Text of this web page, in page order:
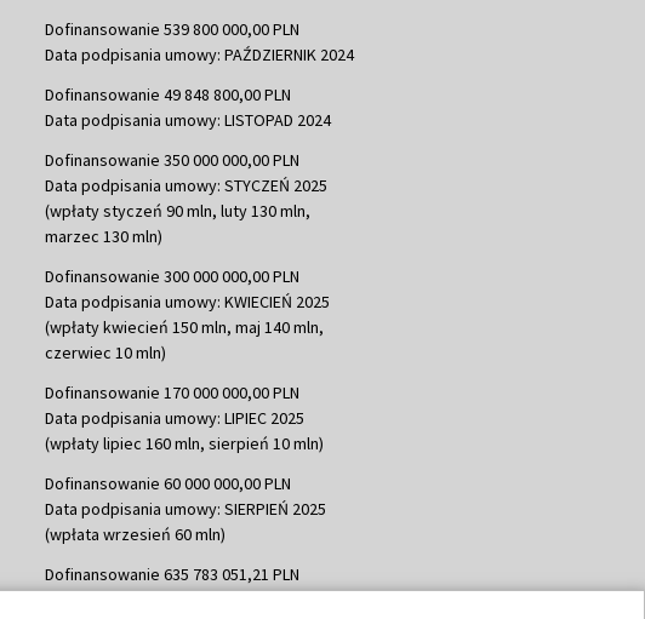
Dofinansowanie 539 800 000,00 PLN
Data podpisania umowy: PAŹDZIERNIK 2024
Dofinansowanie 49 848 800,00 PLN
Data podpisania umowy: LISTOPAD 2024
Dofinansowanie 350 000 000,00 PLN
Data podpisania umowy: STYCZEŃ 2025
(wpłaty styczeń 90 mln, luty 130 mln,
marzec 130 mln)
Dofinansowanie 300 000 000,00 PLN
Data podpisania umowy: KWIECIEŃ 2025
(wpłaty kwiecień 150 mln, maj 140 mln,
czerwiec 10 mln)
Dofinansowanie 170 000 000,00 PLN
Data podpisania umowy: LIPIEC 2025
(wpłaty lipiec 160 mln, sierpień 10 mln)
Dofinansowanie 60 000 000,00 PLN
Data podpisania umowy: SIERPIEŃ 2025
(wpłata wrzesień 60 mln)
Dofinansowanie 635 783 051,21 PLN